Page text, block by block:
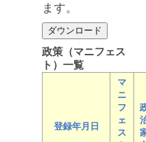
ます。
政策（マニフェス
ト）一覧
登録年月日
マ
ニ
フ
ェ
ス